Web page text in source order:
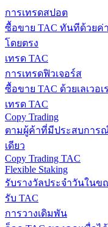
การเทรดสปอต
ซื้อขาย TAC ทันทีด้วยค่
โดยตรง
เทรด TAC
การเทรดฟิวเจอร์ส
ซื้อขาย TAC ด้วยเลเวอ
เทรด TAC
Copy Trading
ตามผู้ค้าที่มีประสบการ
เดียว
Copy Trading TAC
Flexible Staking
รับรางวัลประจำวันในข
รับ TAC
การวางเดิมพัน